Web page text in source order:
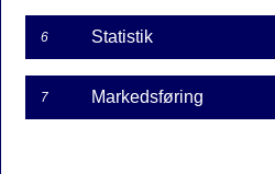
6 Statistik
7 Markedsføring